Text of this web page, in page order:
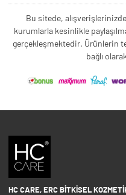
Bu sitede,
kurumlarla kesinlikle
gerçekleşmektedir. Ürünlerin
bağlı
HC CARE, ERC BITKISEL